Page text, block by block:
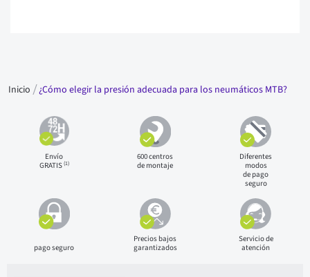
Inicio ¿Cómo elegir la presión adecuada para los neumáticos MTB?
Envío
GRATIS(1)
600 centros
de montaje
Diferentes
modos
de pago
seguro
pago seguro
Precios bajos
garantizados
Servicio de
atención